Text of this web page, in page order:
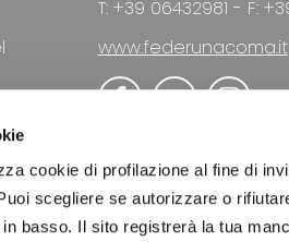
cookie di profilazione al fine di
scegliere se autorizzare o
basso. Il sito registrerà la tua
T: +39 06432981 - F:
www.federunacoma.it